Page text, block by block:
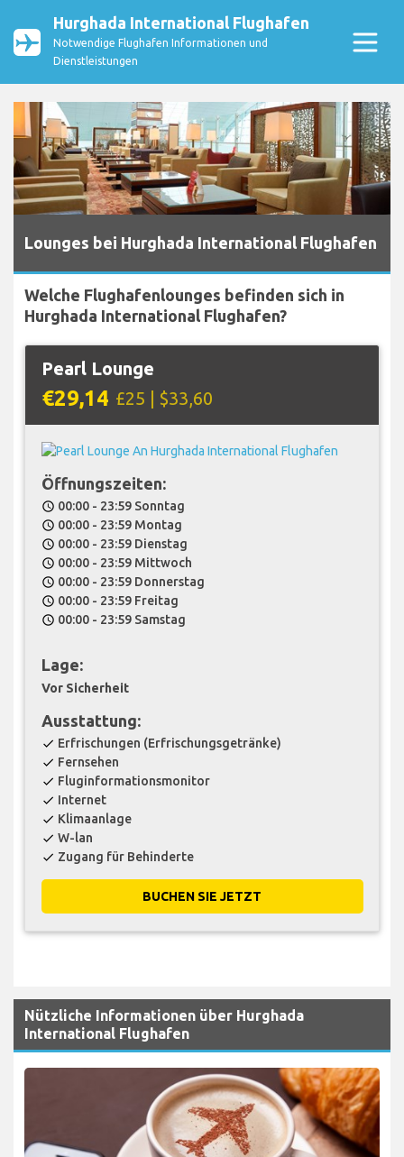
Hurghada International Flughafen
Notwendige Flughafen Informationen und
Dienstleistungen
Lounges bei Hurghada International Flughafen
Welche Flughafenlounges befinden sich in
Hurghada International Flughafen?
Pearl Lounge
€29,14 £25 | $33,60
Öffnungszeiten:
schedule 00:00 - 23:59 Sonntag
schedule 00:00 - 23:59 Montag
schedule 00:00 - 23:59 Dienstag
schedule 00:00 - 23:59 Mittwoch
schedule 00:00 - 23:59 Donnerstag
schedule 00:00 - 23:59 Freitag
schedule 00:00 - 23:59 Samstag
Lage:
Vor Sicherheit
Ausstattung:
check Erfrischungen (Erfrischungsgetränke)
check Fernsehen
check Fluginformationsmonitor
check Internet
check Klimaanlage
check W-lan
check Zugang für Behinderte
BUCHEN SIE JETZT
Nützliche Informationen über Hurghada
International Flughafen